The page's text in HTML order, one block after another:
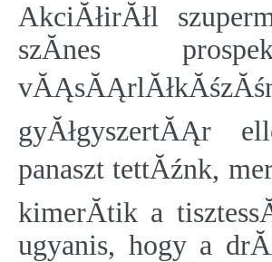
AkciĂłirĂłl
szĂ­nes
gyĂłgyszertĂĄr
panaszt tettĂźnk,
kimerĂ­tik a
ugyanis, hogy a